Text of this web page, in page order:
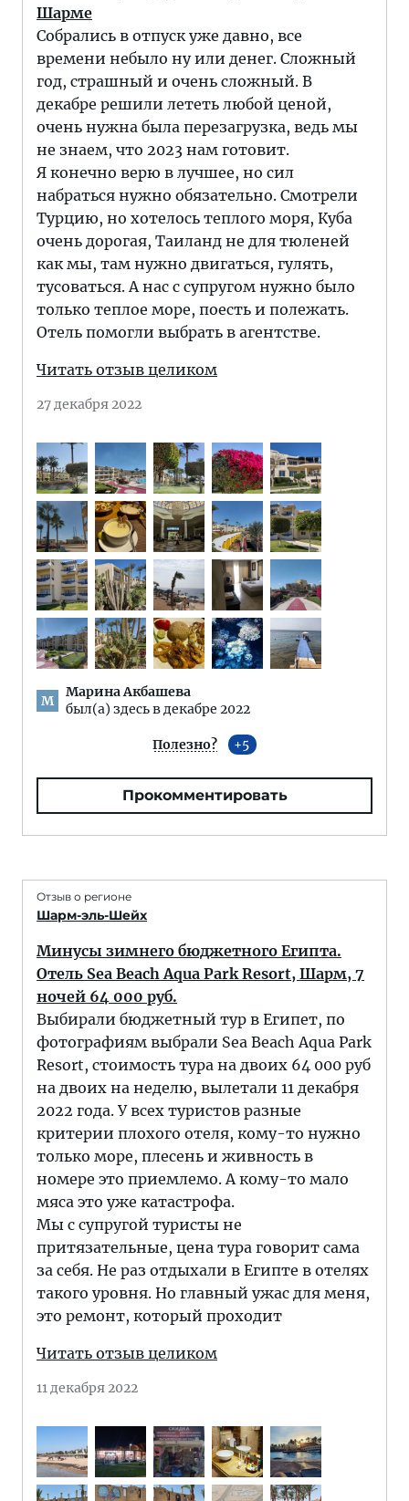
Шарме
Собрались в отпуск уже давно, все
времени небыло ну или денег. Сложный
год, страшный и очень сложный. В
декабре решили лететь любой ценой,
очень нужна была перезагрузка, ведь мы
не знаем, что 2023 нам готовит.
Я конечно верю в лучшее, но сил
набраться нужно обязательно. Смотрели
Турцию, но хотелось теплого моря, Куба
очень дорогая, Таиланд не для тюленей
как мы, там нужно двигаться, гулять,
тусоваться. А нас с супругом нужно было
только теплое море, поесть и полежать.
Отель помогли выбрать в агентстве.
Читать отзыв целиком
27 декабря 2022
М
Марина Акбашева
был(а) здесь в декабре 2022
Полезно? 5
Прокомментировать
Отзыв о регионе
Шарм-эль-Шейх
Минусы зимнего бюджетного Египта.
Отель Sea Beach Aqua Park Resort, Шарм, 7
ночей 64 000 руб.
Выбирали бюджетный тур в Египет, по
фотографиям выбрали Sea Beach Aqua Park
Resort, стоимость тура на двоих 64 000 руб
на двоих на неделю, вылетали 11 декабря
2022 года. У всех туристов разные
критерии плохого отеля, кому-то нужно
только море, плесень и живность в
номере это приемлемо. А кому-то мало
мяса это уже катастрофа.
Мы с супругой туристы не
притязательные, цена тура говорит сама
за себя. Не раз отдыхали в Египте в отелях
такого уровня. Но главный ужас для меня,
это ремонт, который проходит
Читать отзыв целиком
11 декабря 2022